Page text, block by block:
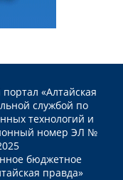
«Алтайская
службой по
технологий и
номер ЭЛ №
бюджетное
правда»